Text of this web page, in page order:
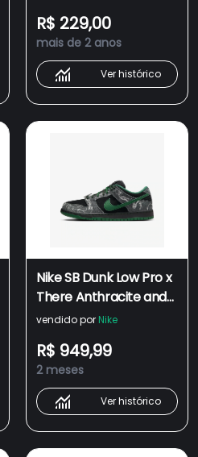
Sneaters &-
R$ 229,00
mais de 2 anos
Ver histórico
Nike SB Dunk Low Pro x
There Anthracite and
Gorge Green
vendido por Nike
R$ 949,99
2 meses
Ver histórico